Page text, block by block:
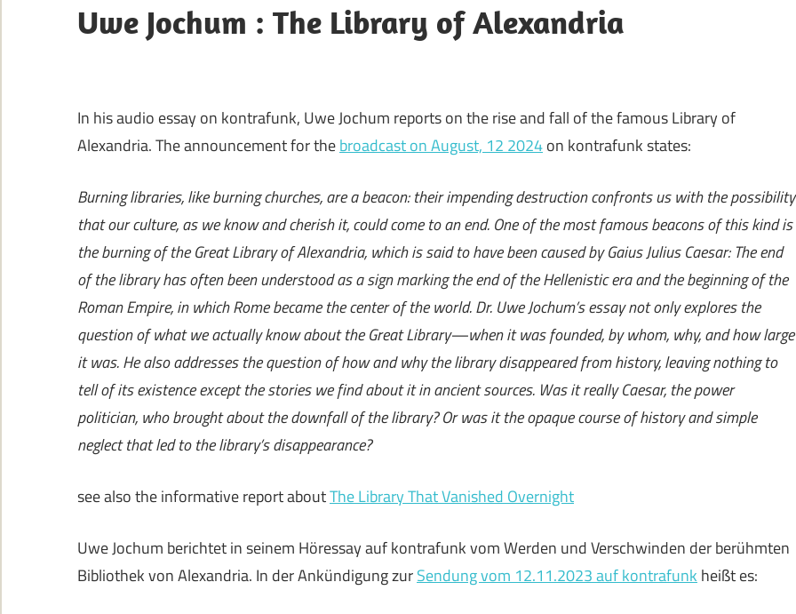
Uwe Jochum : The Library of Alexandria
In his audio essay on kontrafunk, Uwe Jochum reports on the rise and fall of the famous Library of
Alexandria. The announcement for thebroadcast on August, 12 2024on kontrafunk states:
Burning libraries, like burning churches, are a beacon: their impending destruction confronts us with the possibility
that our culture, as we know and cherish it, could come to an end. One of the most famous beacons of this kind is
the burning of the Great Library of Alexandria, which is said to have been caused by Gaius Julius Caesar: The end
of the library has often been understood as a sign marking the end of the Hellenistic era and the beginning of the
Roman Empire, in which Rome became the center of the world. Dr. Uwe Jochum’s essay not only explores the
question of what we actually know about the Great Library—when it was founded, by whom, why, and how large
it was. He also addresses the question of how and why the library disappeared from history, leaving nothing to
tell of its existence except the stories we find about it in ancient sources. Was it really Caesar, the power
politician, who brought about the downfall of the library? Or was it the opaque course of history and simple
neglect that led to the library’s disappearance?
see also the informative report aboutThe Library That Vanished Overnight
Uwe Jochum berichtet in seinem Höressay auf kontrafunk vom Werden und Verschwinden der berühmten
Bibliothek von Alexandria. In der Ankündigung zurSendung vom 12.11.2023 auf kontrafunk heißt es: